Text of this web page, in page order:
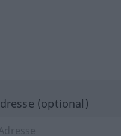
(optional)